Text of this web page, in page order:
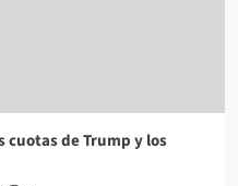
de Trump y los